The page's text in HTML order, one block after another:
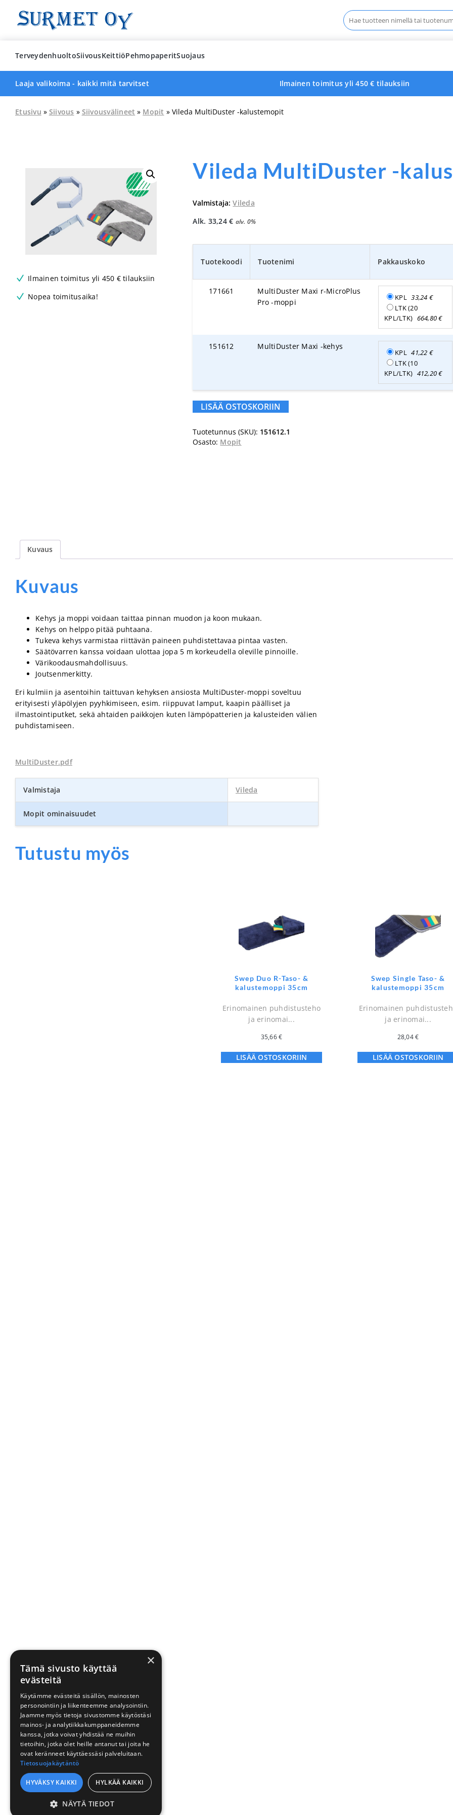
content
Haku:
TerveydenhuoltoSiivousKeittiöPehmopaperitSuojaus
Laaja valikoima - kaikki mitä tarvitset Ilmainen toimitus yli 450 € tilauksiin
Etusivu » Siivous » Siivousvälineet » Mopit » Vileda MultiDuster -kalustemopit
Ilmainen toimitus yli 450 € tilauksiin
Nopea toimitusaika!
Vileda MultiDuster -
Valmistaja:Vileda
Alk. 33,24€ alv. 0%
Tuotekoodi Tuotenimi Pakkauskoko
171661
MultiDuster Maxi r-MicroPlus
Pro -moppi
KPL 33,24 €
LTK (20
KPL/LTK) 664,80€
151612 MultiDuster Maxi -kehys
KPL 41,22 €
LTK (10
KPL/LTK) 412,20€
LISÄÄ OSTOSKORIIN
Tuotetunnus (SKU): 151612.1
Osasto: Mopit
Kuvaus
Kuvaus
Kehys ja moppi voidaan taittaa pinnan muodon ja koon mukaan.
Kehys on helppo pitää puhtaana.
Tukeva kehys varmistaa riittävän paineen puhdistettavaa pintaa vasten.
Säätövarren kanssa voidaan ulottaa jopa 5 m korkeudella oleville pinnoille.
Värikoodausmahdollisuus.
Joutsenmerkitty.
Eri kulmiin ja asentoihin taittuvan kehyksen ansiosta MultiDuster-moppi soveltuu
erityisesti yläpölyjen pyyhkimiseen, esim. riippuvat lamput, kaapin päälliset ja
ilmastointiputket, sekä ahtaiden paikkojen kuten lämpöpatterien ja kalusteiden välien
puhdistamiseen.
MultiDuster.pdf
Valmistaja Vileda
Mopit ominaisuudet
Tutustu myös
Swep Duo R-Taso- &
kalustemoppi 35cm
Erinomainen puhdistusteho
ja erinomai...
35,66€
LISÄÄ OSTOSKORIIN
Swep Single Taso- &
kalustemoppi 35cm
Erinomainen
ja erinomai...
28,04€
LISÄÄ OSTOSKORIIN
×
Tämä sivusto käyttää
evästeitä
Käytämme evästeitä sisällön, mainosten
personointiin ja liikenteemme analysointiin.
Jaamme myös tietoja sivustomme käytöstäsi
mainos- ja analytiikkakumppaneidemme
kanssa, jotka voivat yhdistää ne muihin
tietoihin, jotka olet heille antanut tai joita he
ovat keränneet käyttäessäsi palveluitaan.
Tietosuojakäytäntö
HYVÄKSY KAIKKI HYLKÄÄ KAIKKI
NÄYTÄ TIEDOT